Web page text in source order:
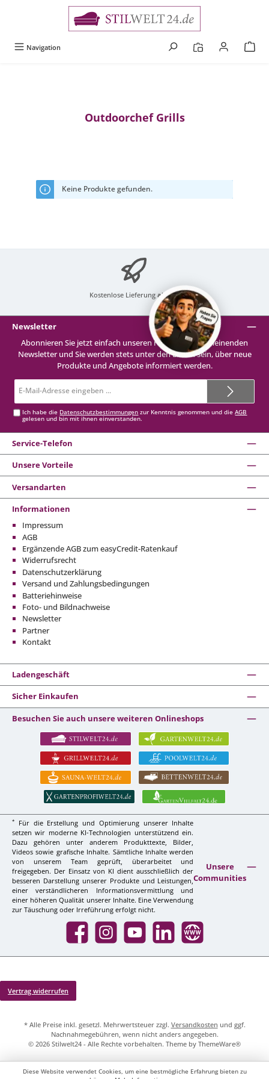
Navigation
Outdoorchef Grills
Keine Produkte gefunden.
Kostenlose Lieferung ab 99 €
Newsletter
Abonnieren Sie jetzt einfach unseren regelmäßig erscheinenden
Newsletter und Sie werden stets unter den Ersten sein, über neue
Produkte und Angebote informiert werden.
Mail-
Ich habe die Datenschutzbestimmungen zur Kenntnis genommen und dieAGB
gelesen und bin mit ihnen einverstanden.
Service-Telefon
Unsere Vorteile
Versandarten
Informationen
Impressum
AGB
Ergänzende AGB zum easyCredit-Ratenkauf
Widerrufsrecht
Datenschutzerklärung
Versand und Zahlungsbedingungen
Batteriehinweise
Foto- und Bildnachweise
Newsletter
Partner
Kontakt
Ladengeschäft
Sicher Einkaufen
Besuchen Sie auch unsere weiteren Onlineshops
*
Für die Erstellung und Optimierung unserer Inhalte
setzen wir moderne KI-Technologien unterstützend ein.
Dazu gehören unter anderem Produkttexte, Bilder,
Videos sowie grafische Inhalte. Sämtliche Inhalte werden
von unserem Team geprüft, überarbeitet und
freigegeben. Der Einsatz von KI dient ausschließlich der
besseren Darstellung unserer Produkte und Leistungen,
einer verständlicheren Informationsvermittlung und
einer höheren Qualität unserer Inhalte. Eine Verwendung
zur Täuschung oder Irreführung erfolgt nicht.
Unsere
Communities
Facebook InstagramYouTube LinkedIn Website
Vertrag widerrufen
* Alle Preise inkl. gesetzl. Mehrwertsteuer zzgl. Versandkosten und ggf.
Nachnahmegebühren, wenn nicht anders angegeben.
© 2026 Stilwelt24 - Alle Rechte vorbehalten. Theme by ThemeWare®
Diese Website verwendet Cookies, um eine bestmögliche Erfahrung bieten zu